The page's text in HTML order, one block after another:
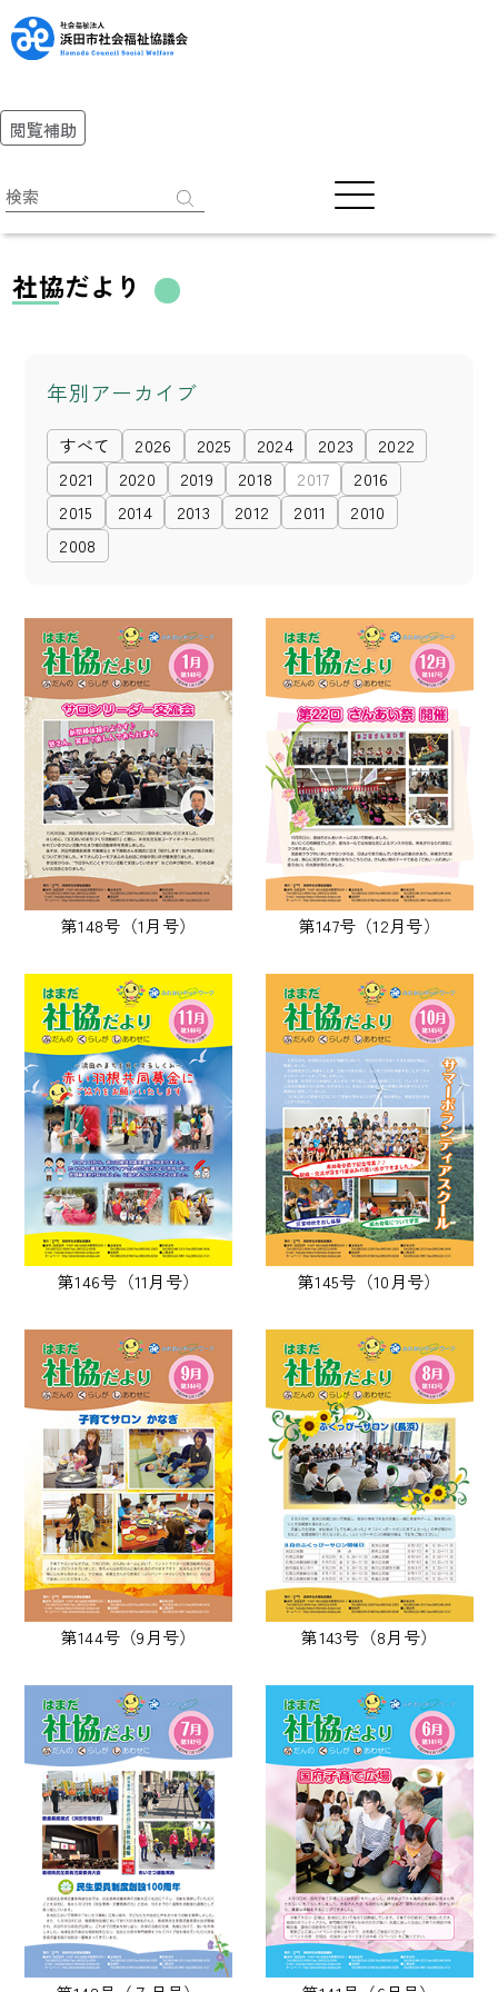
閲覧補助
社協だより
年別アーカイブ
すべて 2026 2025 2024 2023
2022
2021
2020 2019 2018 2017
2016
2015
2014 2013 2012 2011
2010
2008
第148号（1月号） 第147号（12月号）
第146号（11月号） 第145号（10月号）
第144号（9月号） 第143号（8月号）